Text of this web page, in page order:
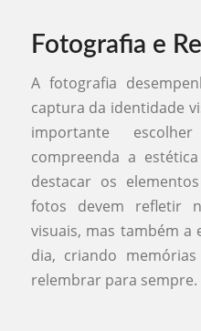
Fotografia e
A fotografia
captura da identidade
importante
compreenda a
destacar os
fotos devem refletir
visuais, mas também a
dia, criando
relembrar para sempre.